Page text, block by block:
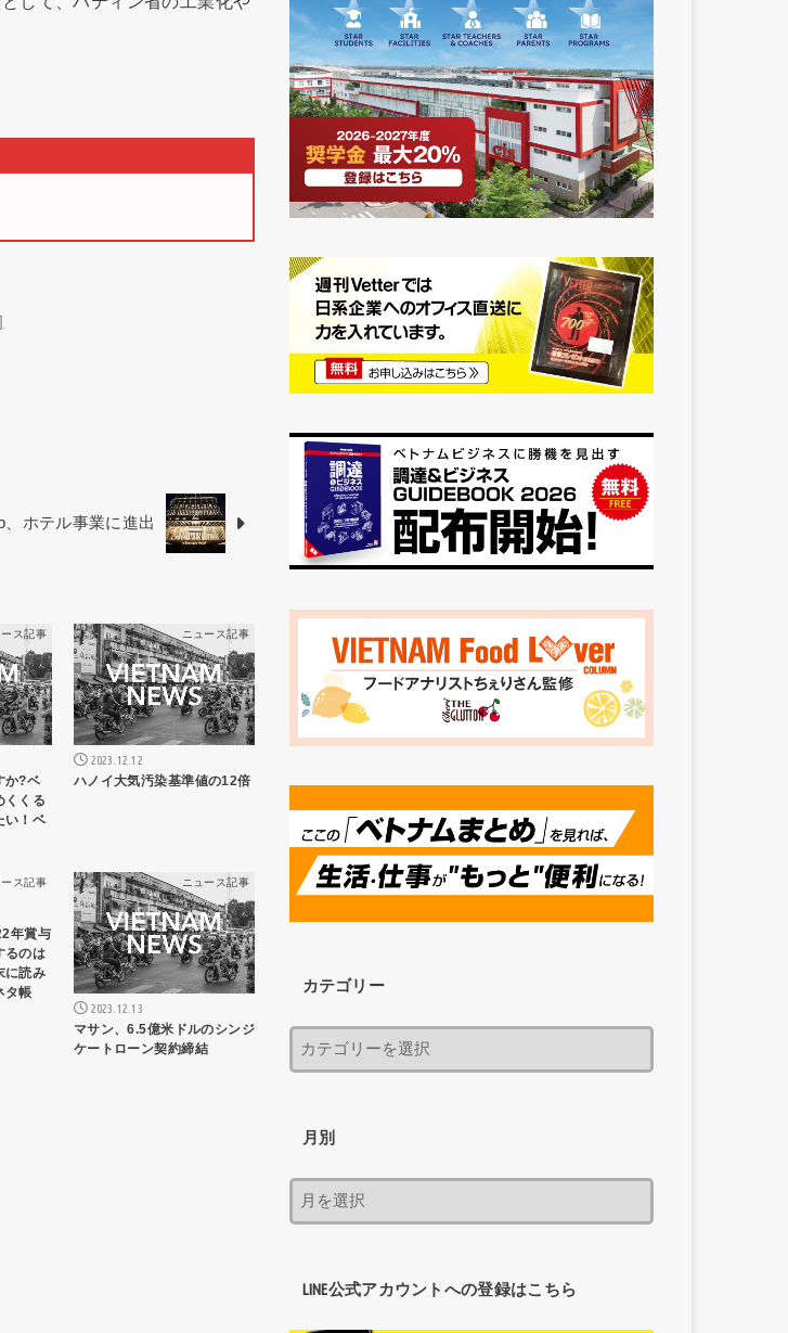
、ホテル事業に進出
ース記事
か?ベ
くくる
い！ベ
ニュース記事
2023.12.12
ハノイ大気汚染基準値の12倍
ース記事
年賞与
るのは
に読み
タ帳
ニュース記事
2023.12.13
マサン、6.5億米ドルのシンジ
ケートローン契約締結
カテゴリー
月別
LINE公式アカウントへの登録はこちら